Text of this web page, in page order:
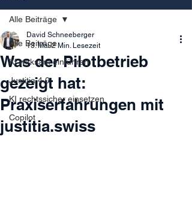
Alle Beiträge
KI wirksam einführen
Justitia 4.0
KI rechtssicher einsetzen
Copilot
Alle Beiträge
Was der Pilotbetrieb
gezeigt hat:
Praxiserfahrungen mit
justitia.swiss
David Schneeberger
13. Mai 2 Min. Lesezeit